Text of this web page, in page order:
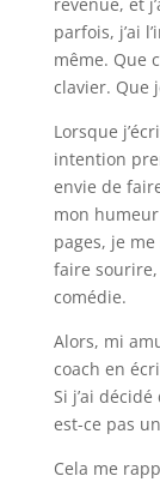
parfois, j’ai
même. Que
clavier. Que
Lorsque
intention
envie de
mon
pages, je
faire sourire,
comédie.
Alors, mi
coach en
Si j’ai
est-ce pas
Cela me